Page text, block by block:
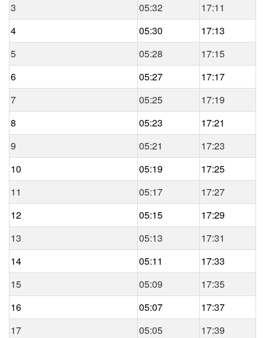
3
05:32
17:11
4
05:30
17:13
5
05:28
17:15
6
05:27
17:17
7
05:25
17:19
8
05:23
17:21
9
05:21
17:23
10
05:19
17:25
11
05:17
17:27
12
05:15
17:29
13
05:13
17:31
14
05:11
17:33
15
05:09
17:35
16
05:07
17:37
17
05:05
17:39